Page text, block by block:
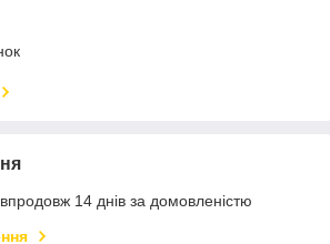
14 днів за домовленістю